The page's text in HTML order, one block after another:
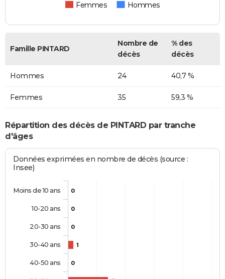
Femmes Hommes
Famille PINTARD
Nombre de
décès
% des
décès
Hommes 24 40,7 %
Femmes 35 59,3 %
Répartition des décès de PINTARD par tranche
d'âges
Données exprimées en nombre de décès (source :
Insee)
0
0
0
1
0
Moins de 10 ans
10-20 ans
20-30 ans
30-40 ans
40-50 ans